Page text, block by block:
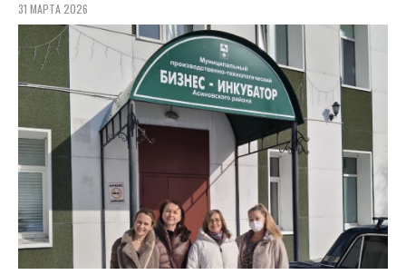
31 МАРТА 2026